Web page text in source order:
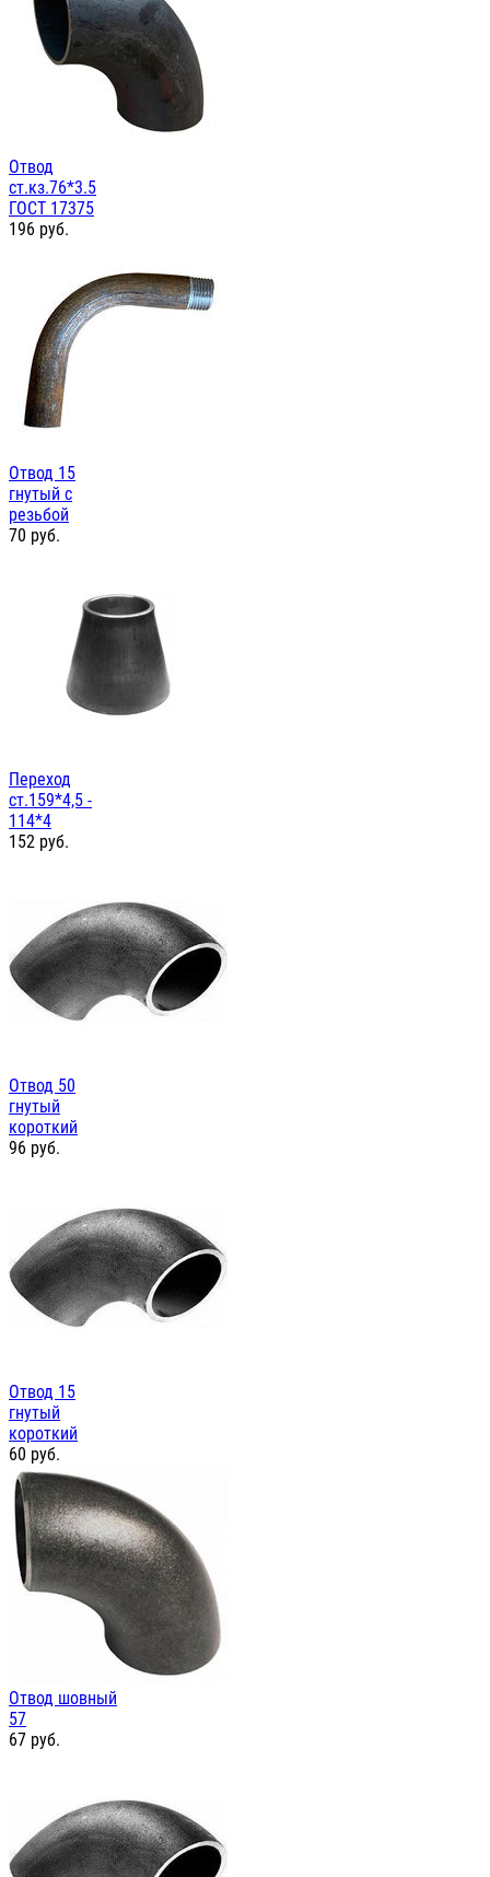
Отвод
ст.кз.76*3.5
ГОСТ 17375
196 руб.
Отвод 15
гнутый с
резьбой
70 руб.
Переход
ст.159*4,5 -
114*4
152 руб.
Отвод 50
гнутый
короткий
96 руб.
Отвод 15
гнутый
короткий
60 руб.
Отвод шовный
57
67 руб.